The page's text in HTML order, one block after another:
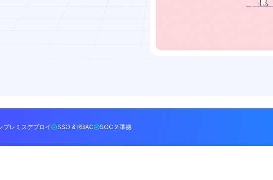
プレミスデプロイ SSO & RBAC SOC 2 準拠